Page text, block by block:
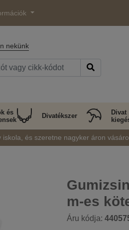
nekünk
és
Divatékszer
Divat
és szeretne nagyker áron
m-es
Áru kódja: